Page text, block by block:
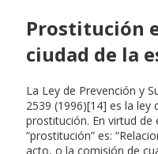
Prostitución
ciudad de la
La Ley de Prevención y
2539 (1996)[14] es la
prostitución. En virtud de
“prostitución” es:
acto, o la comisión de